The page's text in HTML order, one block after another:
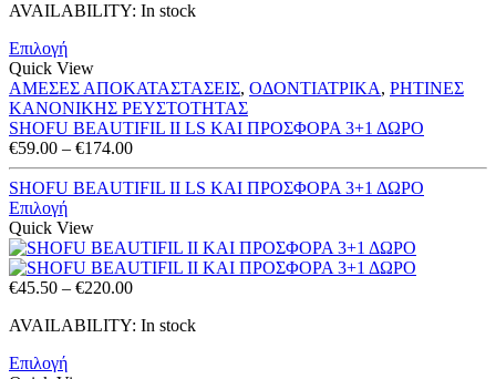
€59.00
AVAILABILITY: In stock
Επιλογή
Quick View
ΑΜΕΣΕΣ ΑΠΟΚΑΤΑΣΤΑΣΕΙΣ, ΟΔΟΝΤΙΑΤΡΙΚΑ, ΡΗΤΙΝΕΣ
ΚΑΝΟΝΙΚΗΣ ΡΕΥΣΤΟΤΗΤΑΣ
SHOFU BEAUTIFIL II LS ΚΑΙ ΠΡΟΣΦΟΡΑ 3+1 ΔΩΡΟ
€59.00 – €174.00Price
range:
€59.00
SHOFU BEAUTIFIL II LS ΚΑΙ ΠΡΟΣΦΟΡΑ 3+1 ΔΩΡΟ
Επιλογή
Quick View
€45.50 – €220.00Price
€45.50
AVAILABILITY: In stock
Επιλογή